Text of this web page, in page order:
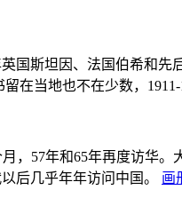
国斯坦因、法国伯希和
当地也不在少数，
月，57年和65年再度访华
后几乎年年访问中国。 画